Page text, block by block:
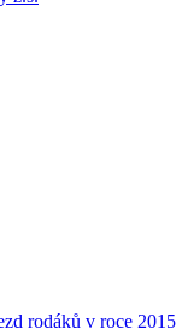
rodáků v roce 2015